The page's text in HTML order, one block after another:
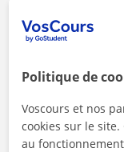
Anglais
Néerlandais
Italien
Brevet des
Politique de
Voscours et nos
cookies sur le
au